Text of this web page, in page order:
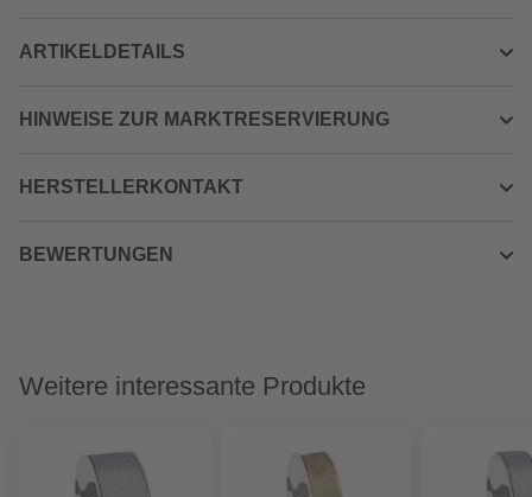
ARTIKELDETAILS
HINWEISE ZUR MARKTRESERVIERUNG
HERSTELLERKONTAKT
BEWERTUNGEN
Weitere interessante Produkte